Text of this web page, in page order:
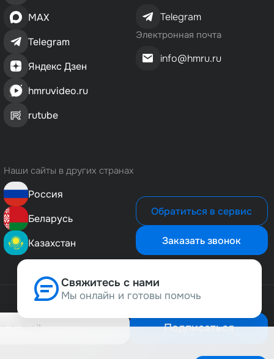
MAX
Telegram
Яндекс Дзен
hmruvideo.ru
rutube
Наши сайты в других странах
Россия
Беларусь
Казахстан
Telegram
Электронная почта
info@hmru.ru
Обратиться в сервис
Заказать звонок
Подписаться
Свяжитесь с нами
Мы онлайн и готовы помочь
8 (800) 500-1-495